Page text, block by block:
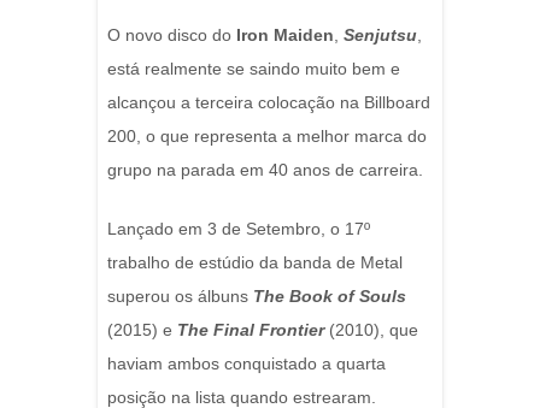
O novo disco do Iron Maiden Senjutsu
está realmente se saindo muito bem e
alcançou a terceira colocação na Billboard
200, o que representa a melhor marca do
grupo na parada em 40 anos de carreira.
Lançado em 3 de Setembro, o 17º
trabalho de estúdio da banda de Metal
superou os álbuns The Book of Souls
(2015) e The Final Frontier(2010), que
haviam ambos conquistado a quarta
posição na lista quando estrearam.